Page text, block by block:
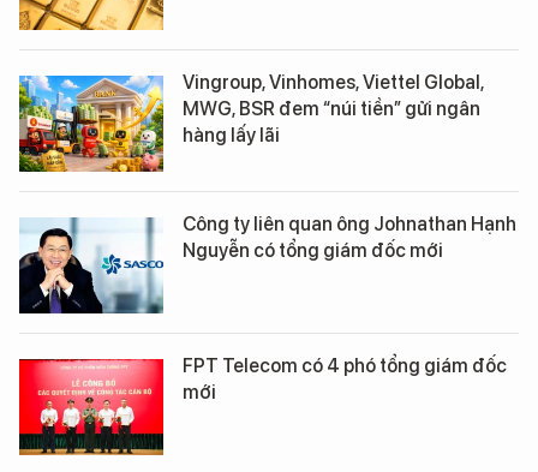
Vingroup, Vinhomes, Viettel Global,
MWG, BSR đem “núi tiền” gửi ngân
hàng lấy lãi
Công ty liên quan ông Johnathan Hạnh
Nguyễn có tổng giám đốc mới
FPT Telecom có 4 phó tổng giám đốc
mới